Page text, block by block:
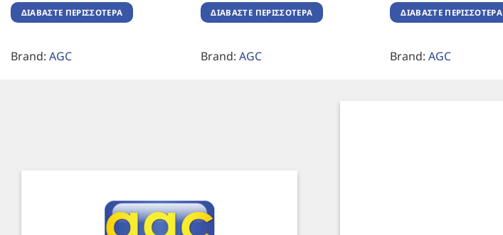
ΔΙΑΒΆΣΤΕ ΠΕΡΙΣΣΌΤΕΡΑ
Brand: AGC
ΔΙΑΒΆΣΤΕ ΠΕΡΙΣΣΌΤΕΡΑ
Brand: AGC
ΔΙΑΒΆΣΤΕ ΠΕΡΙΣΣΌΤΕΡΑ
Brand:AGC